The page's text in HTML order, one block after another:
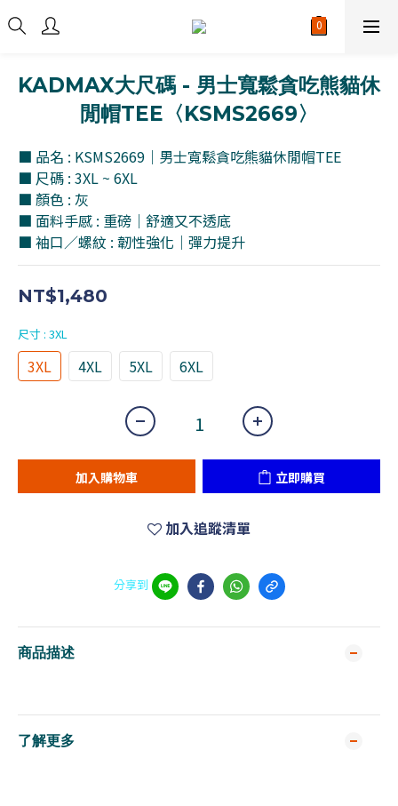
KADMAX大尺碼 - 男士寬鬆貪吃熊貓休
閒帽TEE〈KSMS2669〉
■ 品名 : KSMS2669｜男士寬鬆貪吃熊貓休閒帽TEE
■ 尺碼 : 3XL ~ 6XL
■ 顏色 : 灰
■ 面料手感 : 重磅｜舒適又不透底
■ 袖口／螺紋 : 韌性強化｜彈力提升
NT$1,480
尺寸 : 3XL
3XL 4XL 5XL 6XL
加入購物車 立即購買
加入追蹤清單
分享到
商品描述
了解更多